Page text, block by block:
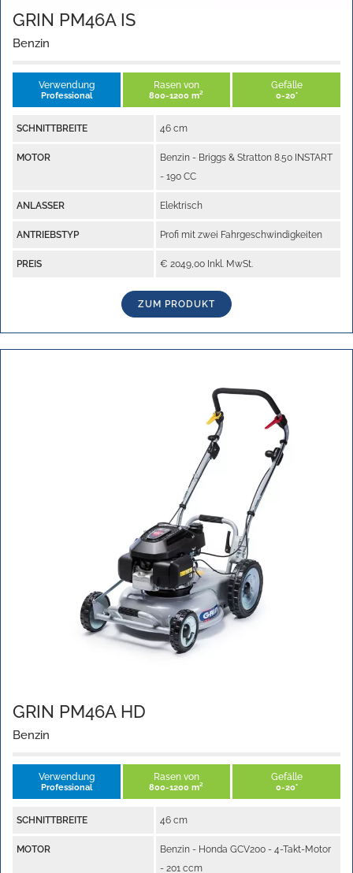
GRIN PM46A IS
Benzin
Verwendung
Professional
Rasen von
800-1200 m²
Gefälle
0-20°
SCHNITTBREITE 46 cm
MOTOR
Benzin - Briggs & Stratton 8.50 INSTART
- 190 CC
ANLASSER Elektrisch
ANTRIEBSTYP Profi mit zwei Fahrgeschwindigkeiten
PREIS € 2049,00 Inkl. MwSt.
ZUM PRODUKT
GRIN PM46A HD
Benzin
Verwendung
Professional
Rasen von
800-1200 m²
Gefälle
0-20°
SCHNITTBREITE 46 cm
MOTOR
Benzin - Honda GCV200 - 4-Takt-Motor
- 201 ccm